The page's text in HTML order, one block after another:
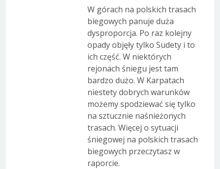
W górach na polskich trasach
biegowych panuje duża
dysproporcja. Po raz kolejny
opady objęły tylko Sudety i to
ich część. W niektórych
rejonach śniegu jest tam
bardzo dużo. W Karpatach
niestety dobrych warunków
możemy spodziewać się tylko
na sztucznie naśnieżonych
trasach. Więcej o sytuacji
śniegowej na polskich trasach
biegowych przeczytasz w
raporcie.